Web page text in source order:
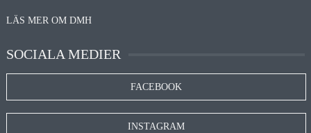
LÄS MER OM DMH
SOCIALA MEDIER
FACEBOOK
INSTAGRAM